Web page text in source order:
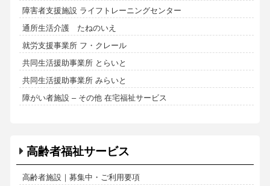
障害者支援施設 ライフトレーニングセンター
通所生活介護 たねのいえ
就労支援事業所 フ・クレール
共同生活援助事業所 とらいと
共同生活援助事業所 みらいと
障がい者施設 – その他 在宅福祉サービス
高齢者福祉サービス
高齢者施設｜募集中・ご利用要項